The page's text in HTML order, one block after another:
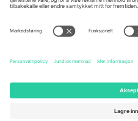
Av Chapultepec 360, Roma
Norte, Cuauhtémoc, 06700
Ciudad de México, CDMX,
sted, begivenhet og/eller
arrangementsside, forlag og
2026 Ticombo. Alle rettigheter